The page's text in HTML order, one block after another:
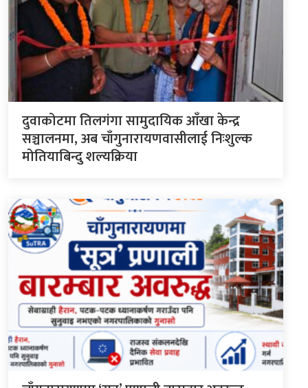
दुवाकोटमा तिलगंगा सामुदायिक आँखा केन्द्र
सञ्चालनमा, अब चाँगुनारायणवासीलाई निःशुल्क
मोतियाबिन्दु शल्यक्रिया